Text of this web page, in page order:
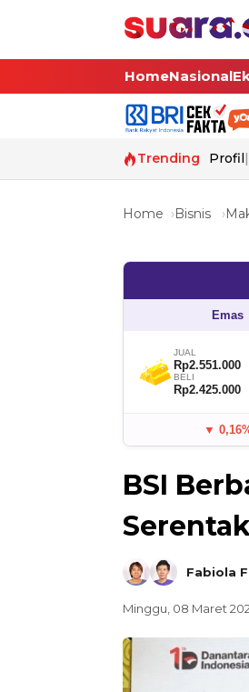
HomeNasional
Trending Profil
Home Bisnis
Emas
JUAL
Rp2.551.000
BELI
Rp2.425.000
▼
BSI
Fabiola
Minggu, 08 Maret